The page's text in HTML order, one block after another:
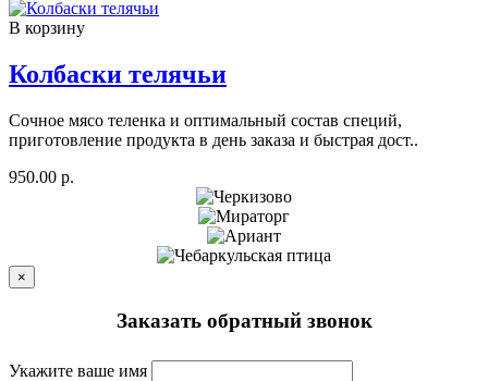
В корзину
Колбаски телячьи
Сочное мясо теленка и оптимальный состав специй,
приготовление продукта в день заказа и быстрая дост..
950.00 р.
×
Заказать обратный звонок
Укажите ваше имя